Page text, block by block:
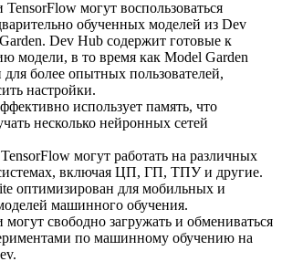
TensorFlow могут воспользоваться
обученных моделей из Dev
Dev Hub содержит готовые к
модели, в то время как Model Garden
для более опытных пользователей,
настройки.
использует память, что
несколько нейронных сетей
могут работать на различных
включая ЦП, ГП, ТПУ и другие.
оптимизирован для мобильных и
машинного обучения.
могут свободно загружать и обмениваться
по машинному обучению на